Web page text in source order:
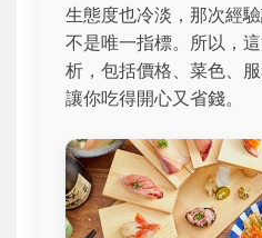
生態度也冷淡，那次經
不是唯一指標。所以，
析，包括價格、菜色、
讓你吃得開心又省錢。